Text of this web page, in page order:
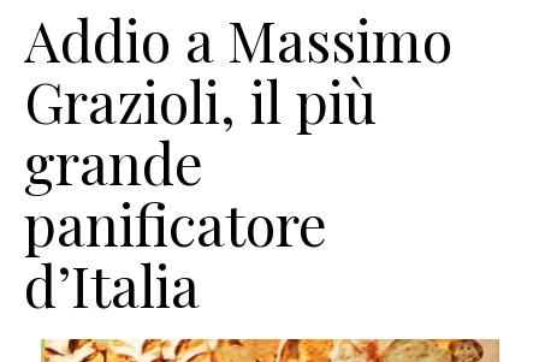
Addio a Massimo
Grazioli, il più
grande
panificatore
d’Italia